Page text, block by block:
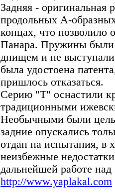
Задняя -
продольных А-
концах, что позволило
Панара. Пружины были
днищем и не выступали
была удостоена
пришлось отказаться.
Серию "Т" оснастили
традиционными
Необычными были
задние опускались
отдан на испытания, в
неизбежные
дальнейшей работе над
http://www.yaplakal.com